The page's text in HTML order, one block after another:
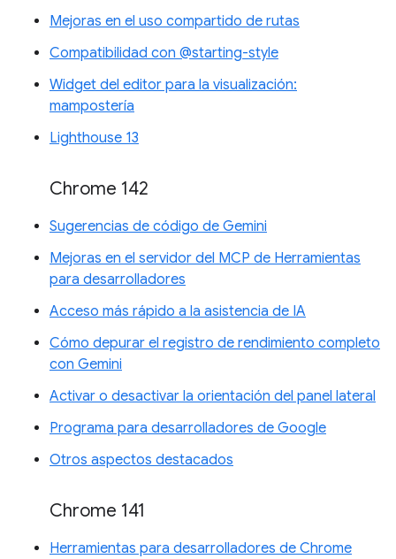
Mejoras en el uso compartido de rutas
Compatibilidad con @starting-style
Widget del editor para la visualización:
mampostería
Lighthouse 13
Chrome 142
Sugerencias de código de Gemini
Mejoras en el servidor del MCP de Herramientas
para desarrolladores
Acceso más rápido a la asistencia de IA
Cómo depurar el registro de rendimiento completo
con Gemini
Activar o desactivar la orientación del panel lateral
Programa para desarrolladores de Google
Otros aspectos destacados
Chrome 141
Herramientas para desarrolladores de Chrome